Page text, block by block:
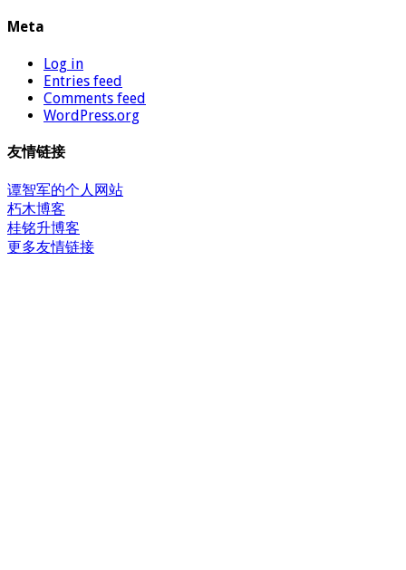
Meta
Log in
Entries feed
Comments feed
WordPress.org
友情链接
谭智军的个人网站
朽木博客
桂铭升博客
更多友情链接